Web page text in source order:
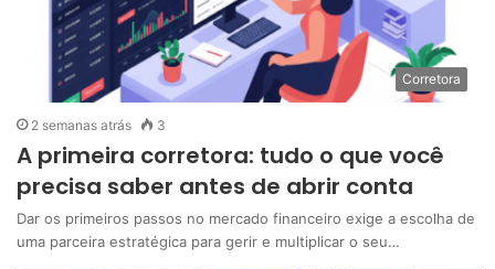
Corretora
2 semanas atrás 3
A primeira corretora: tudo o que você
precisa saber antes de abrir conta
Dar os primeiros passos no mercado financeiro exige a escolha de
uma parceira estratégica para gerir e multiplicar o seu…